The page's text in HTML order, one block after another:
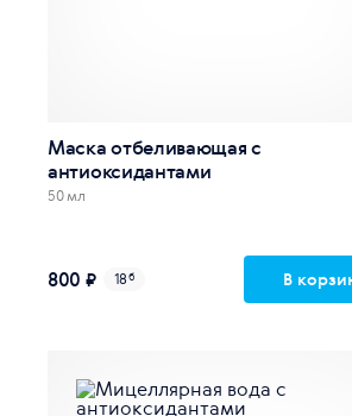
Маска отбеливающая c
антиоксидантами
50 мл
800 ₽ 18б В